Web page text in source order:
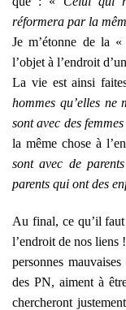
réformera par la
Je m’étonne de la
l’objet à l’endroit
La vie est ainsi
hommes qu’elles
sont avec des
la même chose à
sont avec de
parents qui ont des
Au final, ce qu’il faut
l’endroit de nos liens
personnes
des PN, aiment à
chercheront